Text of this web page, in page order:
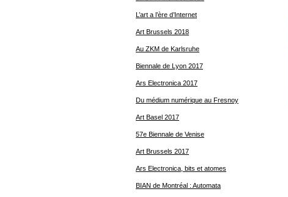
L’art a l’ère d’Internet
Art Brussels 2018
Au ZKM de Karlsruhe
Biennale de Lyon 2017
Ars Electronica 2017
Du médium numérique au Fresnoy
Art Basel 2017
57e Biennale de Venise
Art Brussels 2017
Ars Electronica, bits et atomes
BIAN de Montréal : Automata